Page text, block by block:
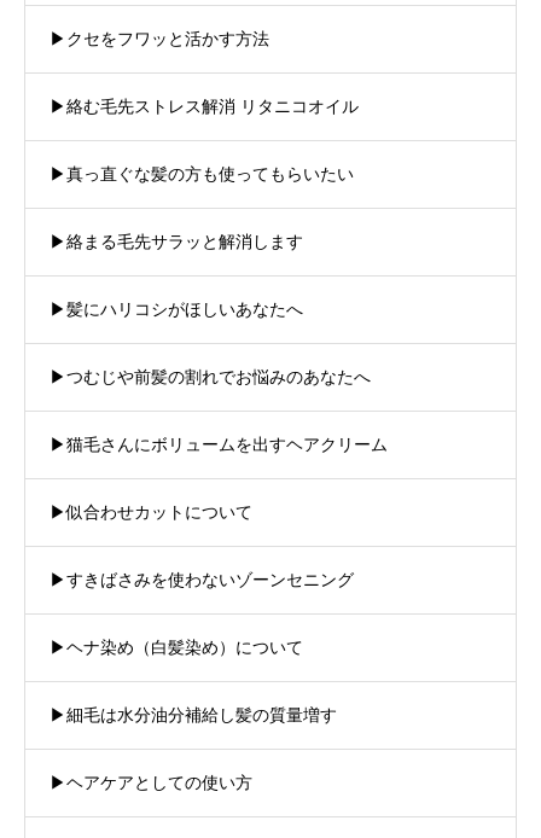
▶︎クセをフワッと活かす方法
▶︎絡む毛先ストレス解消 リタニコオイル
▶︎真っ直ぐな髪の方も使ってもらいたい
▶︎絡まる毛先サラッと解消します
▶︎髪にハリコシがほしいあなたへ
▶︎つむじや前髪の割れでお悩みのあなたへ
▶︎猫毛さんにボリュームを出すヘアクリーム
▶︎似合わせカットについて
▶︎すきばさみを使わないゾーンセニング
▶︎ヘナ染め（白髪染め）について
▶︎細毛は水分油分補給し髪の質量増す
▶︎ヘアケアとしての使い方